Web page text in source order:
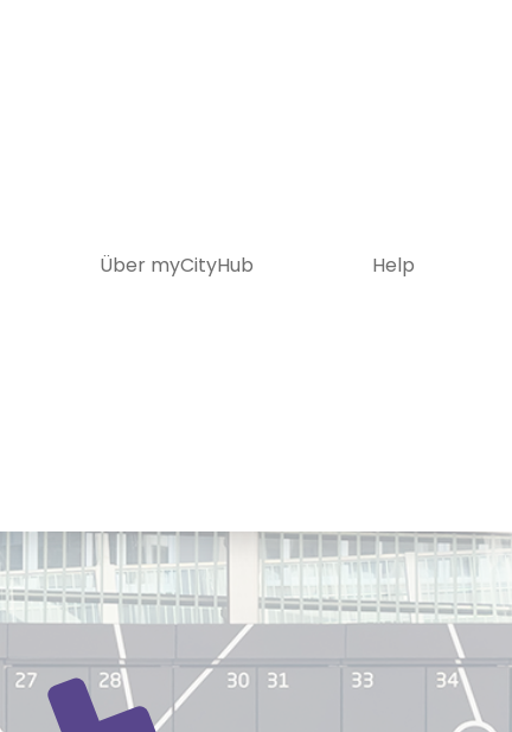
Über myCityHub Help